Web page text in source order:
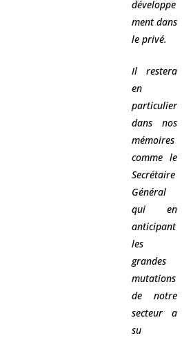
développe
ment dans
le privé.
Il restera
en
particulier
dans nos
mémoires
comme le
Secrétaire
Général
qui en
anticipant
les
grandes
mutations
de notre
secteur a
su